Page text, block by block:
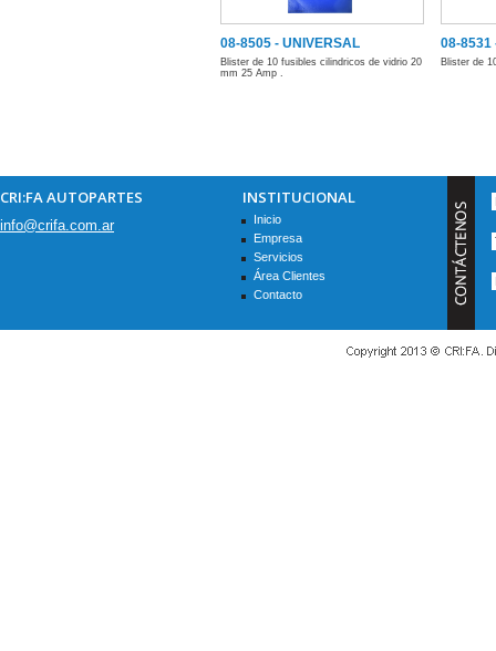
08-8505 - UNIVERSAL
Blister de 10 fusibles cilindricos de vidrio 20
mm 25 Amp .
08-8531
Blister de
CRI:FA AUTOPARTES
info@crifa.com.ar
INSTITUCIONAL
Inicio
Empresa
Servicios
Área Clientes
Contacto